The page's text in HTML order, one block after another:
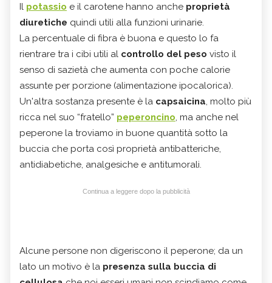
Il potassio e il carotene hanno anche proprietà
diuretiche quindi utili alla funzioni urinarie.
La percentuale di fibra è buona e questo lo fa
rientrare tra i cibi utili al controllo del peso visto il
senso di sazietà che aumenta con poche calorie
assunte per porzione (alimentazione ipocalorica).
Un'altra sostanza presente è la capsaicina, molto più
ricca nel suo “fratello” peperoncino, ma anche nel
peperone la troviamo in buone quantità sotto la
buccia che porta così proprietà antibatteriche,
antidiabetiche, analgesiche e antitumorali.
Continua a leggere dopo la pubblicità
Alcune persone non digeriscono il peperone; da un
lato un motivo è la presenza sulla buccia di